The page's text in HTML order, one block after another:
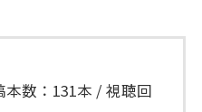
数：131本 / 視聴回